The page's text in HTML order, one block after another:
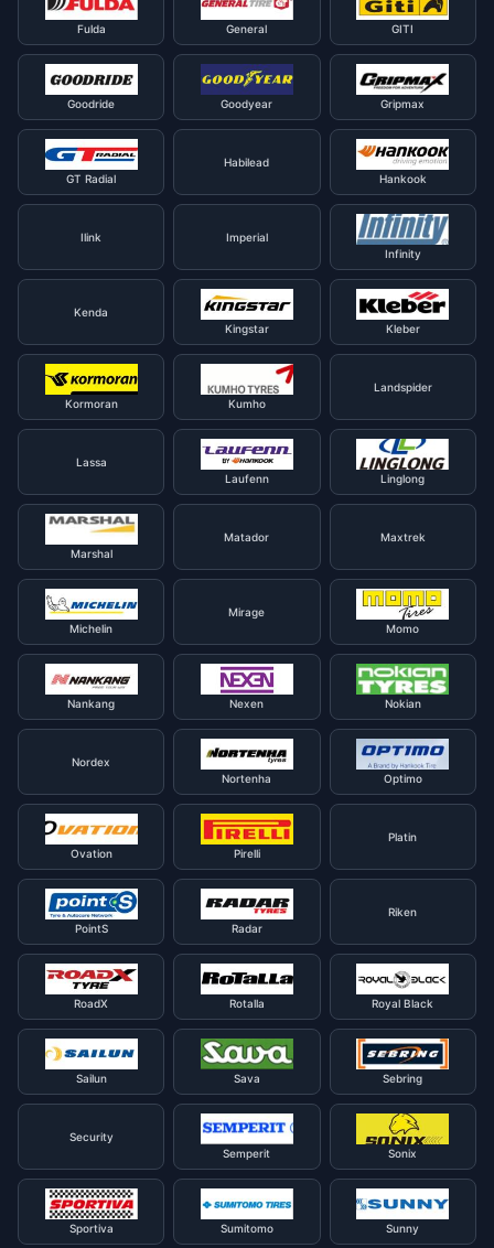
Fulda General GITI
Goodride Goodyear Gripmax
GT Radial
Habilead
Hankook
Ilink
Imperial
Infinity
Kenda
Kingstar
Kleber
Kormoran Kumho
Landspider
Lassa
Laufenn
Linglong
Marshal
Matador Maxtrek
Michelin
Mirage
Momo
Nankang Nexen Nokian
Nordex
Nortenha
Optimo
Ovation Pirelli
Platin
PointS Radar
Riken
RoadX Rotalla Royal Black
Sailun Sava Sebring
Security
Semperit
Sonix
Sportiva Sumitomo Sunny